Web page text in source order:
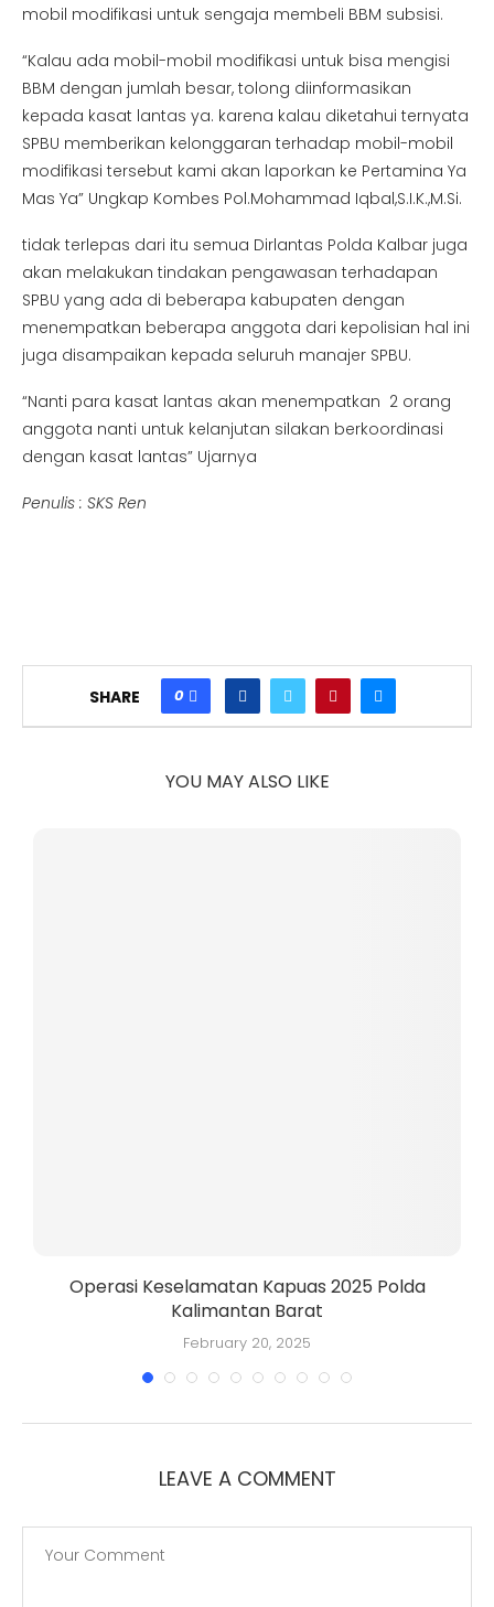
mobil modifikasi untuk sengaja membeli BBM subsisi.
“Kalau ada mobil-mobil modifikasi untuk bisa mengisi
BBM dengan jumlah besar, tolong diinformasikan
kepada kasat lantas ya. karena kalau diketahui ternyata
SPBU memberikan kelonggaran terhadap mobil-mobil
modifikasi tersebut kami akan laporkan ke Pertamina Ya
Mas Ya” Ungkap Kombes Pol.Mohammad Iqbal,S.I.K.,M.Si.
tidak terlepas dari itu semua Dirlantas Polda Kalbar juga
akan melakukan tindakan pengawasan terhadapan
SPBU yang ada di beberapa kabupaten dengan
menempatkan beberapa anggota dari kepolisian hal ini
juga disampaikan kepada seluruh manajer SPBU.
“Nanti para kasat lantas akan menempatkan 2 orang
anggota nanti untuk kelanjutan silakan berkoordinasi
dengan kasat lantas” Ujarnya
Penulis : SKS Ren
SHARE 0
YOU MAY ALSO LIKE
Operasi Keselamatan Kapuas 2025 Polda
Kalimantan Barat
February 20, 2025
LEAVE A COMMENT